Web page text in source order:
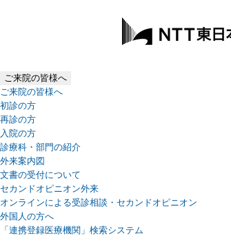
ご来院の皆様へ
ご来院の皆様へ
初診の方
再診の方
入院の方
診療科・部門の紹介
外来案内図
文書の受付について
セカンドオピニオン外来
オンラインによる受診相談・セカンドオピニオン
外国人の方へ
「連携登録医療機関」検索システム